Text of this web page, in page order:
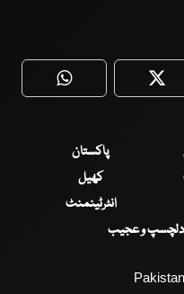
WhatsApp
پاکستان
کھیل
انٹرٹینمنٹ
دلچسپ و عجیب